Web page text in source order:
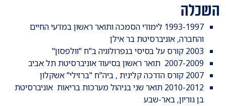
השכלה
1993-1997 לימודי הסמכה ותואר ראשון במדעי החיים
והחברה, אוניברסיטת בר אילן
2003 קורס על בסיסי בנפרולוגיה ב"ח "וולפסון"
2007-2009 תואר ראשון בסיעוד אוניברסיטת תל אביב
2007 קורס הדרכה קלינית , ביה"ח "ברזילי" אשקלון
2010-2012 תואר שני בניהול מערכות בריאות אוניברסיטת
בן גוריון, באר-שבע